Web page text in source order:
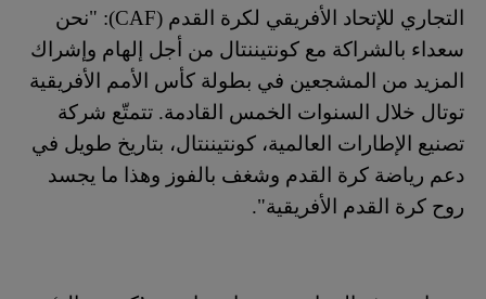
التجاري للإتحاد الأفريقي لكرة القدم (CAF
): "نحن
سعداء بالشراكة مع كونتيننتال من أجل إلهام وإشراك
المزيد من المشجعين في بطولة كأس الأمم الأفريقية
توتال خلال السنوات الخمس القادمة. تتمتّع شركة
تصنيع الإطارات العالمية، كونتيننتال، بتاريخ طويل في
دعم رياضة كرة القدم وشغف بالفوز وهذا ما يجسد
روح كرة القدم الأفريقية".